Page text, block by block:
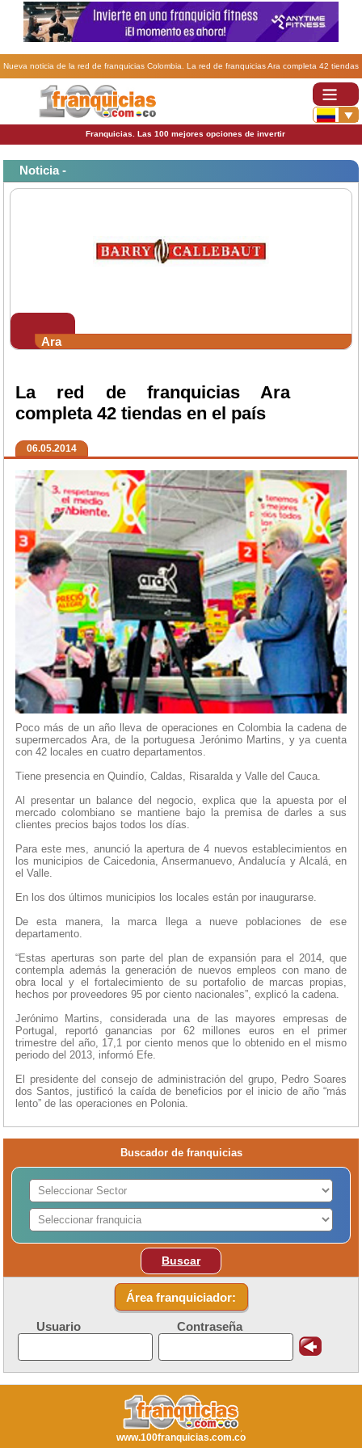
Nueva noticia de la red de franquicias Colombia. La red de franquicias Ara completa 42 tiendas
Franquicias. Las 100 mejores opciones de invertir
Noticia -
Ara
La red de franquicias Ara
completa 42 tiendas en el país
06.05.2014
Poco más de un año lleva de operaciones en Colombia la cadena de
supermercados Ara, de la portuguesa Jerónimo Martins, y ya cuenta
con 42 locales en cuatro departamentos.
Tiene presencia en Quindío, Caldas, Risaralda y Valle del Cauca.
Al presentar un balance del negocio, explica que la apuesta por el
mercado colombiano se mantiene bajo la premisa de darles a sus
clientes precios bajos todos los días.
Para este mes, anunció la apertura de 4 nuevos establecimientos en
los municipios de Caicedonia, Ansermanuevo, Andalucía y Alcalá, en
el Valle.
En los dos últimos municipios los locales están por inaugurarse.
De esta manera, la marca llega a nueve poblaciones de ese
departamento.
“Estas aperturas son parte del plan de expansión para el 2014, que
contempla además la generación de nuevos empleos con mano de
obra local y el fortalecimiento de su portafolio de marcas propias,
hechos por proveedores 95 por ciento nacionales”, explicó la cadena.
Jerónimo Martins, considerada una de las mayores empresas de
Portugal, reportó ganancias por 62 millones euros en el primer
trimestre del año, 17,1 por ciento menos que lo obtenido en el mismo
periodo del 2013, informó Efe.
El presidente del consejo de administración del grupo, Pedro Soares
dos Santos, justificó la caída de beneficios por el inicio de año “más
lento” de las operaciones en Polonia.
Buscador de franquicias
Buscar
Área franquiciador:
Usuario Contraseña
www.100franquicias.com.co